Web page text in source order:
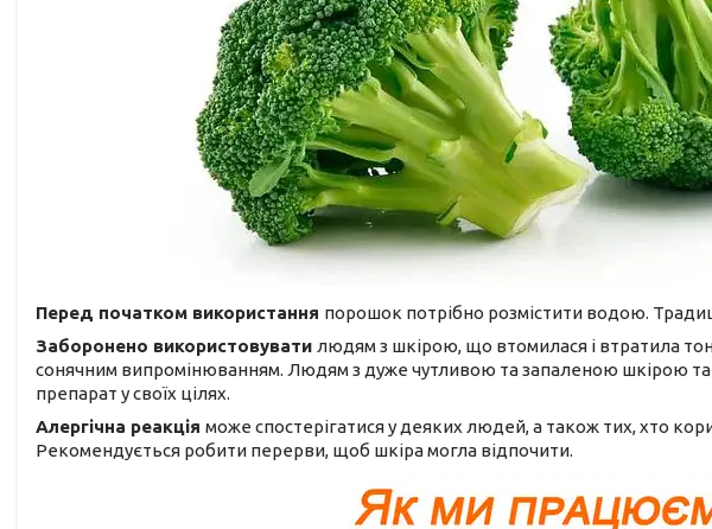
Перед початком використання порошок потрібно розмістити водою.
Заборонено використовувати людям з шкірою, що втомилася і втратила
сонячним випромінюванням. Людям з дуже чутливою та запаленою шкірою
препарат у своїх цілях.
Алергічна реакція може спостерігатися у деяких людей, а також тих, хто
Рекомендується робити перерви, щоб шкіра могла відпочити.